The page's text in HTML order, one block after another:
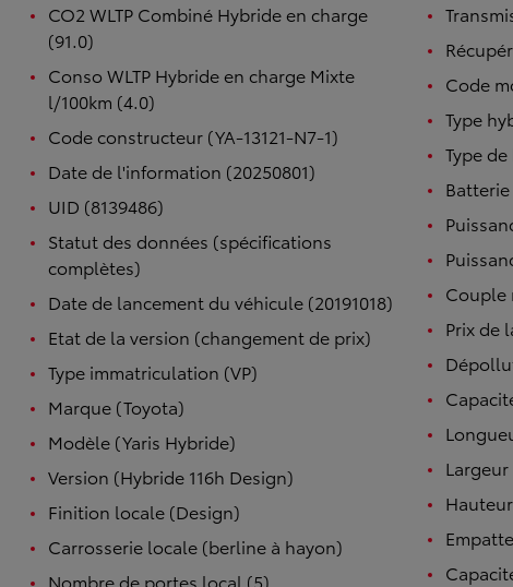
CO2 WLTP Combiné Hybride en charge
(91.0)
Conso WLTP Hybride en charge Mixte
l/100km (4.0)
Code constructeur (YA-13121-N7-1)
Date de l'information (20250801)
UID (8139486)
Statut des données (spécifications
complètes)
Date de lancement du véhicule (20191018)
Etat de la version (changement de prix)
Type immatriculation (VP)
Marque (Toyota)
Modèle (Yaris Hybride)
Version (Hybride 116h Design)
Finition locale (Design)
Carrosserie locale (berline à hayon)
Nombre de portes local (5)
Code
Type
Type
Couple
Prix de